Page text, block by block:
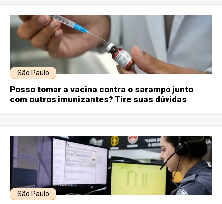
São Paulo
Posso tomar a vacina contra o sarampo junto
com outros imunizantes? Tire suas dúvidas
São Paulo